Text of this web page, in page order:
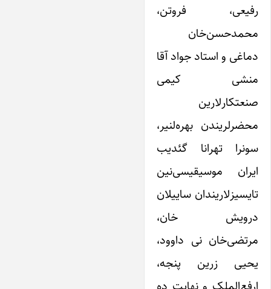
رفیعی، فروتن،
محمد‌حسن‌خان
دماغی و استاد جواد آقا
منشی کیمی
صنعتکارلارین
محضرلریندن بهره‌لنیر،
سونرا تهرانا گئدیب
ایران موسیقیسی‌نین
تایسیزلاریندان ساییلان
درویش خان،
مرتضی‌خان نی داوود،
یحیی زرین پنجه،